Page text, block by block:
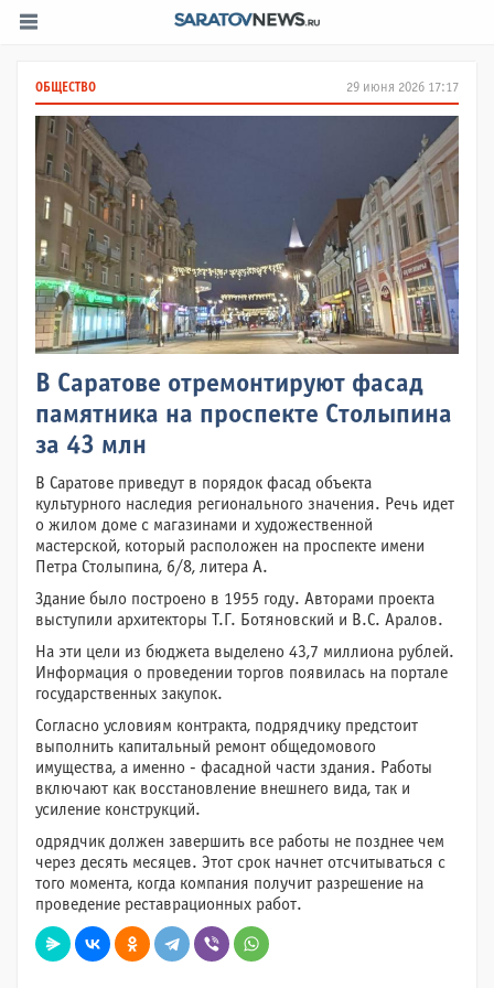
29 июня 2026 17:17
ОБЩЕСТВО
В Саратове отремонтируют фасад
памятника на проспекте Столыпина
за 43 млн
В Саратове приведут в порядок фасад объекта
культурного наследия регионального значения. Речь идет
о жилом доме с магазинами и художественной
мастерской, который расположен на проспекте имени
Петра Столыпина, 6/8, литера А.
Здание было построено в 1955 году. Авторами проекта
выступили архитекторы Т.Г. Ботяновский и В.С. Аралов.
На эти цели из бюджета выделено 43,7 миллиона рублей.
Информация о проведении торгов появилась на портале
государственных закупок.
Согласно условиям контракта, подрядчику предстоит
выполнить капитальный ремонт общедомового
имущества, а именно - фасадной части здания. Работы
включают как восстановление внешнего вида, так и
усиление конструкций.
одрядчик должен завершить все работы не позднее чем
через десять месяцев. Этот срок начнет отсчитываться с
того момента, когда компания получит разрешение на
проведение реставрационных работ.